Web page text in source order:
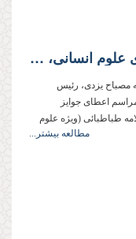
علامه مصباح یزدی: اسلامی‌سازی علوم انسانی، بزرگ‌ترین و عمیق‌ترین نیاز نظام اسلامی است.
مصباح یزدی، رئیس
اعطای جوایز
طباطبائی (ویژه علوم
مطالعه بیشتر...